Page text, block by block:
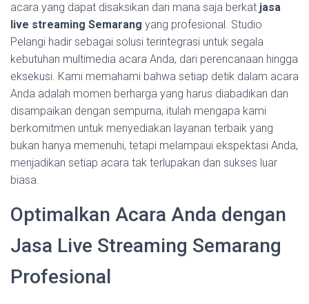
acara yang dapat disaksikan dari mana saja berkat jasa
live streaming Semarang yang profesional. Studio
Pelangi hadir sebagai solusi terintegrasi untuk segala
kebutuhan multimedia acara Anda, dari perencanaan hingga
eksekusi. Kami memahami bahwa setiap detik dalam acara
Anda adalah momen berharga yang harus diabadikan dan
disampaikan dengan sempurna, itulah mengapa kami
berkomitmen untuk menyediakan layanan terbaik yang
bukan hanya memenuhi, tetapi melampaui ekspektasi Anda,
menjadikan setiap acara tak terlupakan dan sukses luar
biasa.
Optimalkan Acara Anda dengan
Jasa Live Streaming Semarang
Profesional